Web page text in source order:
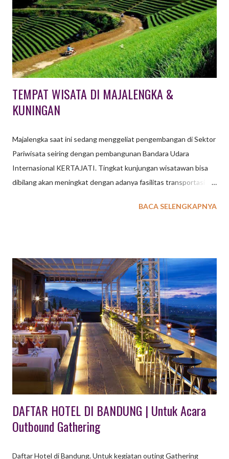
manfaat dan tujuan gathering / outing bagi sebuah instansi atau
perusahaan ? Sepadankah dengan biaya yang dikeluarkan
perusahaan? Disini kita mengulas secara ringkas mengenai
gathering atau outing . Arti gathering atau outing adala...
TEMPAT WISATA DI MAJALENGKA &
KUNINGAN
Majalengka saat ini sedang menggeliat pengembangan di Sektor
Pariwisata seiring dengan pembangunan Bandara Udara
Internasional KERTAJATI. Tingkat kunjungan wisatawan bisa
dibilang akan meningkat dengan adanya fasilitas transportasi ini.
berbenah untuk mempersiapkan tingkat kunjungan tamu
Kuningan dan Cirebon sebagai destinasi yang menarik.
Tentunya paket outing outbound gathering perlu dikemas secra
apik dengan menggabungkan beberapa tempat wisata di
Majalengka dan Kuningan. Berikut ini beberapa ulasan tempat
wisata di Majalengka & Kuningan yang kami ambil dari sumber
www.tempatwisataunik.com 40 Tempat Wisata di Majalengka &
Kuningan Kabupaten di Jawa Barat ini pada awalnya bernama
Kabupaten Maja. Berlokasi di bagian timur Jawa Ba...
BACA SELENGKAPNYA
DAFTAR HOTEL DI BANDUNG | Untuk Acara
Outbound Gathering
Daftar Hotel di Bandung. Untuk kegiatan outing Gathering